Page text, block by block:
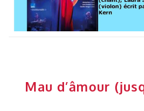
Mau d’âmour